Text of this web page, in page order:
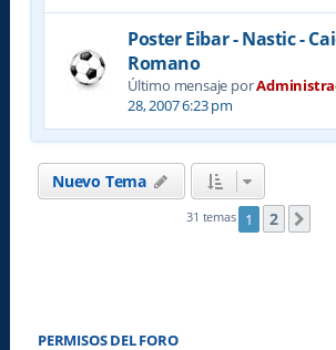
Poster Eibar - Nastic -
Romano
Último mensaje por
28, 2007 6:23 pm
Nuevo Tema
31 temas 1 2
PERMISOS DEL FORO